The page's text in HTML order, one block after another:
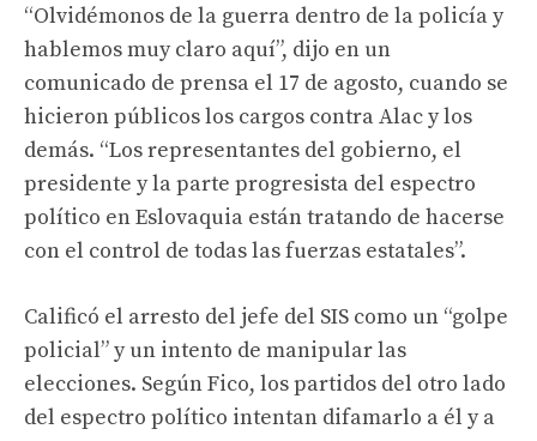
“Olvidémonos de la guerra dentro de la policía y
hablemos muy claro aquí”, dijo en un
comunicado de prensa el 17 de agosto, cuando se
hicieron públicos los cargos contra Alac y los
demás. “Los representantes del gobierno, el
presidente y la parte progresista del espectro
político en Eslovaquia están tratando de hacerse
con el control de todas las fuerzas estatales”.
Calificó el arresto del jefe del SIS como un “golpe
policial” y un intento de manipular las
elecciones. Según Fico, los partidos del otro lado
del espectro político intentan difamarlo a él y a